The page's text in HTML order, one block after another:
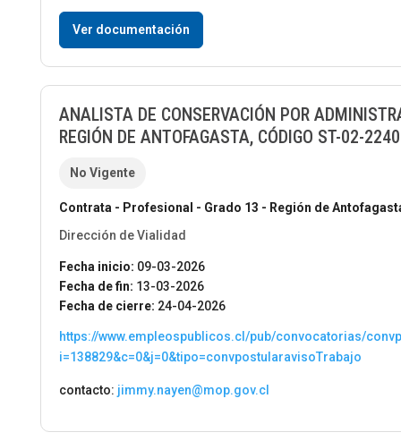
Ver documentación
ANALISTA DE CONSERVACIÓN POR
REGIÓN DE ANTOFAGASTA, CÓDIGO ST-02-2240
No Vigente
Contrata - Profesional - Grado 13 - Región de
Dirección de Vialidad
Fecha inicio: 09-03-2026
Fecha de fin: 13-03-2026
Fecha de cierre: 24-04-2026
https://www.empleospublicos.cl/pub/convocatorias/
i=138829&c=0&j=0&tipo=convpostularavisoTrabajo
contacto: jimmy.nayen@mop.gov.cl